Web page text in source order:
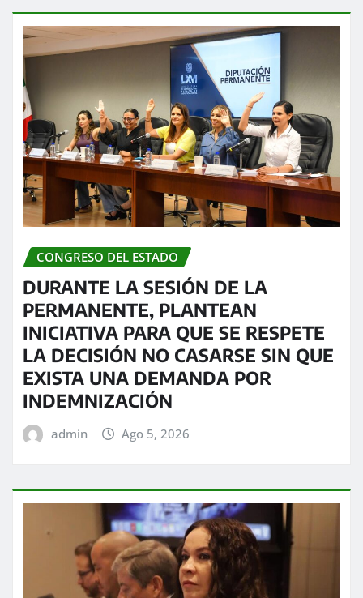
CONGRESO DEL ESTADO
DURANTE LA SESIÓN DE LA
PERMANENTE, PLANTEAN
INICIATIVA PARA QUE SE RESPETE
LA DECISIÓN NO CASARSE SIN QUE
EXISTA UNA DEMANDA POR
INDEMNIZACIÓN
admin Ago 5, 2026